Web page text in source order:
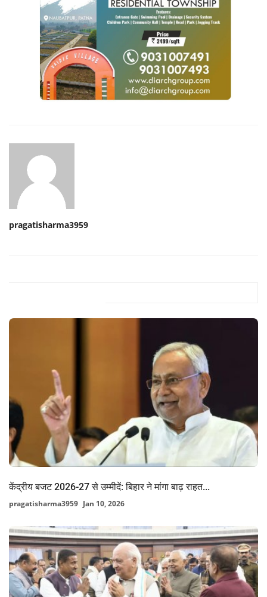
pragatisharma3959
केंद्रीय बजट 2026-27 से उम्मीदें: बिहार ने मांगा बाढ़ राहत...
pragatisharma3959 Jan 10, 2026